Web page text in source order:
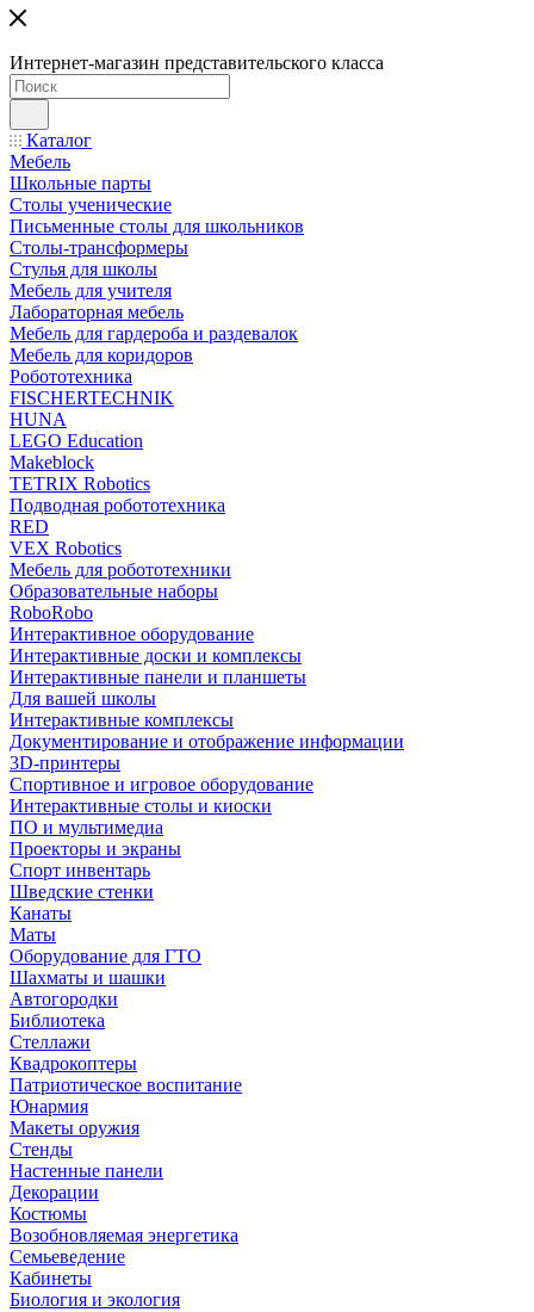
Интернет-магазин представительского класса
Каталог
Мебель
Школьные парты
Столы ученические
Письменные столы для школьников
Столы-трансформеры
Стулья для школы
Мебель для учителя
Лабораторная мебель
Мебель для гардероба и раздевалок
Мебель для коридоров
Робототехника
FISCHERTECHNIK
HUNA
LEGO Education
Makeblock
TETRIX Robotics
Подводная робототехника
RED
VEX Robotics
Мебель для робототехники
Образовательные наборы
RoboRobo
Интерактивное оборудование
Интерактивные доски и комплексы
Интерактивные панели и планшеты
Для вашей школы
Интерактивные комплексы
Документирование и отображение информации
3D-принтеры
Спортивное и игровое оборудование
Интерактивные столы и киоски
ПО и мультимедиа
Проекторы и экраны
Спорт инвентарь
Шведские стенки
Канаты
Маты
Оборудование для ГТО
Шахматы и шашки
Автогородки
Библиотека
Стеллажи
Квадрокоптеры
Патриотическое воспитание
Юнармия
Макеты оружия
Стенды
Настенные панели
Декорации
Костюмы
Возобновляемая энергетика
Семьеведение
Кабинеты
Биология и экология